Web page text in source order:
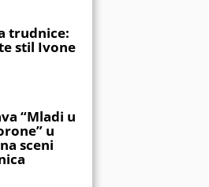
trudnice:
stil Ivone
“Mladi u
u
sceni